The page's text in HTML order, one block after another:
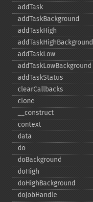
addTask
addTaskBackground
addTaskHigh
addTaskHighBackground
addTaskLow
addTaskLowBackground
addTaskStatus
clearCallbacks
clone
_​_​construct
context
data
do
doBackground
doHigh
doHighBackground
doJobHandle